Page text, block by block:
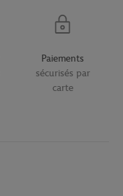
Paiements
sécurisés par
carte